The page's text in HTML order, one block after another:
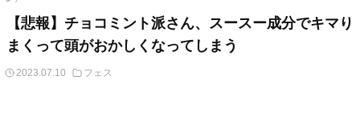
【悲報】チョコミント派さん、スースー成分でキマり
まくって頭がおかしくなってしまう
2023.07.10 フェス